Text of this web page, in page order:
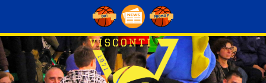
content